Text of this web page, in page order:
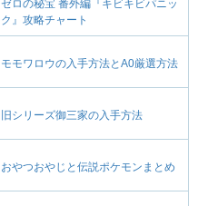
ゼロの秘宝 番外編『キビキビパニッ
ク』攻略チャート
モモワロウの入手方法とA0厳選方法
旧シリーズ御三家の入手方法
おやつおやじと伝説ポケモンまとめ